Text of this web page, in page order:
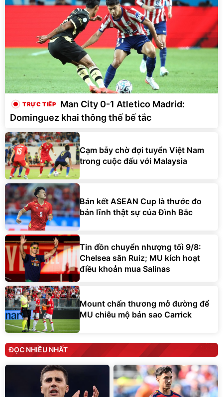
Man City 0-1 Atletico Madrid:
Dominguez khai thông thế bế tắc
Cạm bẫy chờ đợi tuyển Việt Nam
trong cuộc đấu với Malaysia
Bán kết ASEAN Cup là thước đo
bản lĩnh thật sự của Đình Bắc
Tin đồn chuyển nhượng tối 9/8:
Chelsea săn Ruiz; MU kích hoạt
điều khoản mua Salinas
Mount chấn thương mở đường để
MU chiêu mộ bản sao Carrick
ĐỌC NHIỀU NHẤT